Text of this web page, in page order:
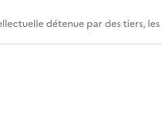
détenue par des tiers,